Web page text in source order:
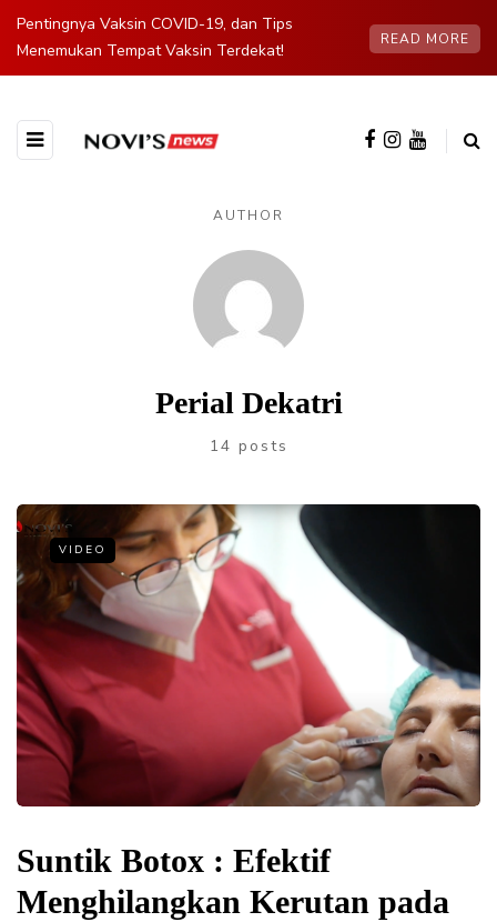
Pentingnya Vaksin COVID-19, dan Tips
Menemukan Tempat Vaksin Terdekat!
READ MORE
AUTHOR
Perial Dekatri
14 posts
VIDEO
Suntik Botox : Efektif
Menghilangkan Kerutan pada